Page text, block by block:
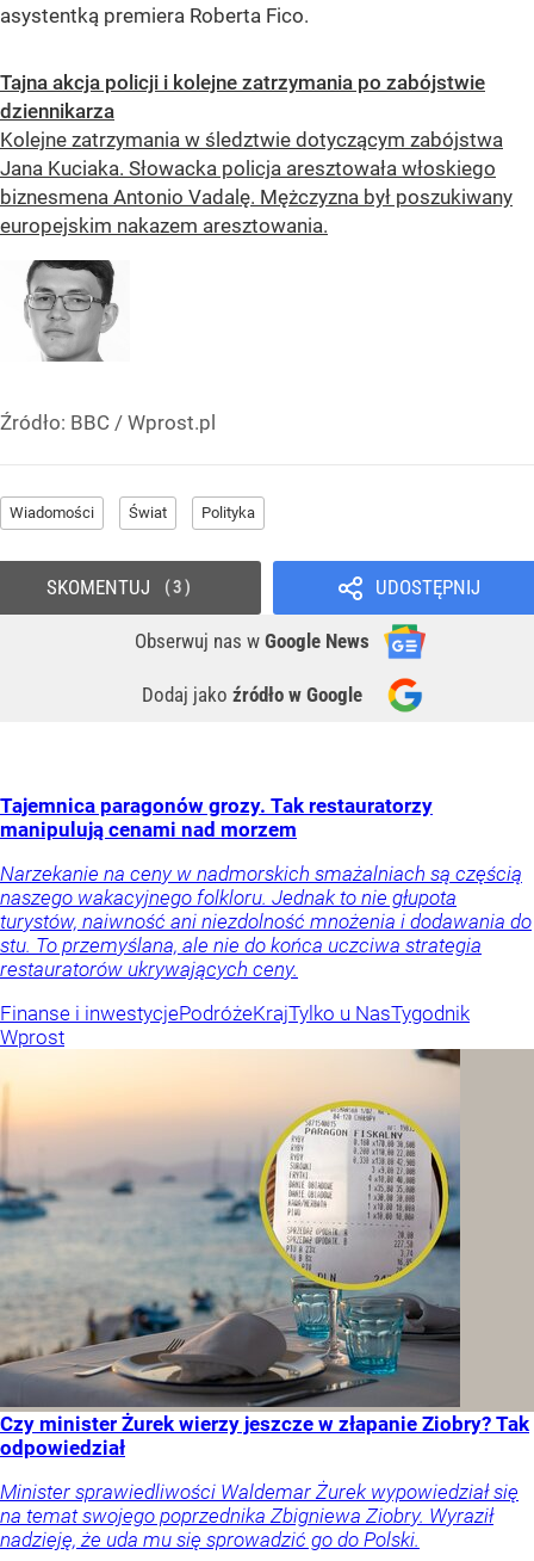
asystentką premiera Roberta Fico.
Tajna akcja policji i kolejne zatrzymania po zabójstwie
dziennikarza
Kolejne zatrzymania w śledztwie dotyczącym zabójstwa
Jana Kuciaka. Słowacka policja aresztowała włoskiego
biznesmena Antonio Vadalę. Mężczyzna był poszukiwany
europejskim nakazem aresztowania.
Źródło: BBC / Wprost.pl
Wiadomości Świat Polityka
UDOSTĘPNIJ
Obserwuj nas w Google News
Dodaj jako źródło w Google
SKOMENTUJ 3
Tajemnica paragonów grozy. Tak restauratorzy
manipulują cenami nad morzem
Narzekanie na ceny w nadmorskich smażalniach są częścią
naszego wakacyjnego folkloru. Jednak to nie głupota
turystów, naiwność ani niezdolność mnożenia i dodawania do
stu. To przemyślana, ale nie do końca uczciwa strategia
restauratorów ukrywających ceny.
Finanse i inwestycjePodróżeKrajTylko u NasTygodnik
Wprost
Czy minister Żurek wierzy jeszcze w złapanie Ziobry? Tak
odpowiedział
Minister sprawiedliwości Waldemar Żurek wypowiedział się
na temat swojego poprzednika Zbigniewa Ziobry. Wyraził
nadzieję, że uda mu się sprowadzić go do Polski.